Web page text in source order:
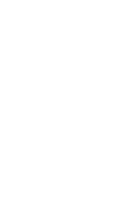
člověkem, nicméně